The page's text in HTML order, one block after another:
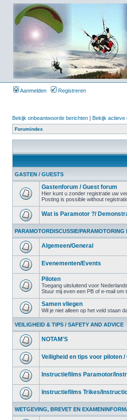
Aanmelden Registreren
Bekijk onbeantwoorde berichten | Bekijk actieve
Forumindex
GASTEN / GUESTS
Gastenforum / Guest forum
Hier kunt u zonder registratie uw
Posting is possible without
Wat is Paramotor ?/
PARAMOTORDISCUSSIE/PARAMOTORING
Algemeen/General
Evenementen/Events
Piloten
Toegang uitsluitend voor
Stuur mij even een PB of e-mail om
Samen vliegen
Wil je niet alleen op het veld staan
VEILIGHEID & TIPS / SAFETY AND ADVICE
NOTAM'S
Veiligheid en tips voor piloten
Instructiefilms Paramotor/
Instructiefilms Trikes/
WETGEVING, BREVET EN